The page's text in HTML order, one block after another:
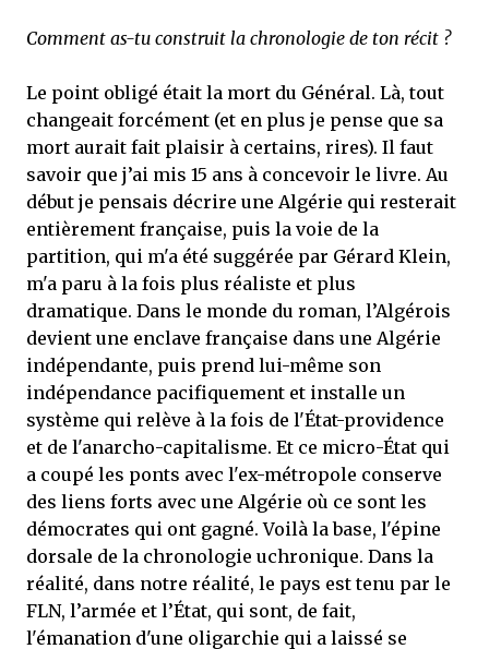
Comment as-tu construit la chronologie de ton récit ?
Le point obligé était la mort du Général. Là, tout
changeait forcément (et en plus je pense que sa
mort aurait fait plaisir à certains, rires). Il faut
savoir que j’ai mis 15 ans à concevoir le livre. Au
début je pensais décrire une Algérie qui resterait
entièrement française, puis la voie de la
partition, qui m'a été suggérée par Gérard Klein,
m'a paru à la fois plus réaliste et plus
dramatique. Dans le monde du roman, l’Algérois
devient une enclave française dans une Algérie
indépendante, puis prend lui-même son
indépendance pacifiquement et installe un
système qui relève à la fois de l'État-providence
et de l'anarcho-capitalisme. Et ce micro-État qui
a coupé les ponts avec l'ex-métropole conserve
des liens forts avec une Algérie où ce sont les
démocrates qui ont gagné. Voilà la base, l'épine
dorsale de la chronologie uchronique. Dans la
réalité, dans notre réalité, le pays est tenu par le
FLN, l’armée et l’État, qui sont, de fait,
l'émanation d'une oligarchie qui a laissé se